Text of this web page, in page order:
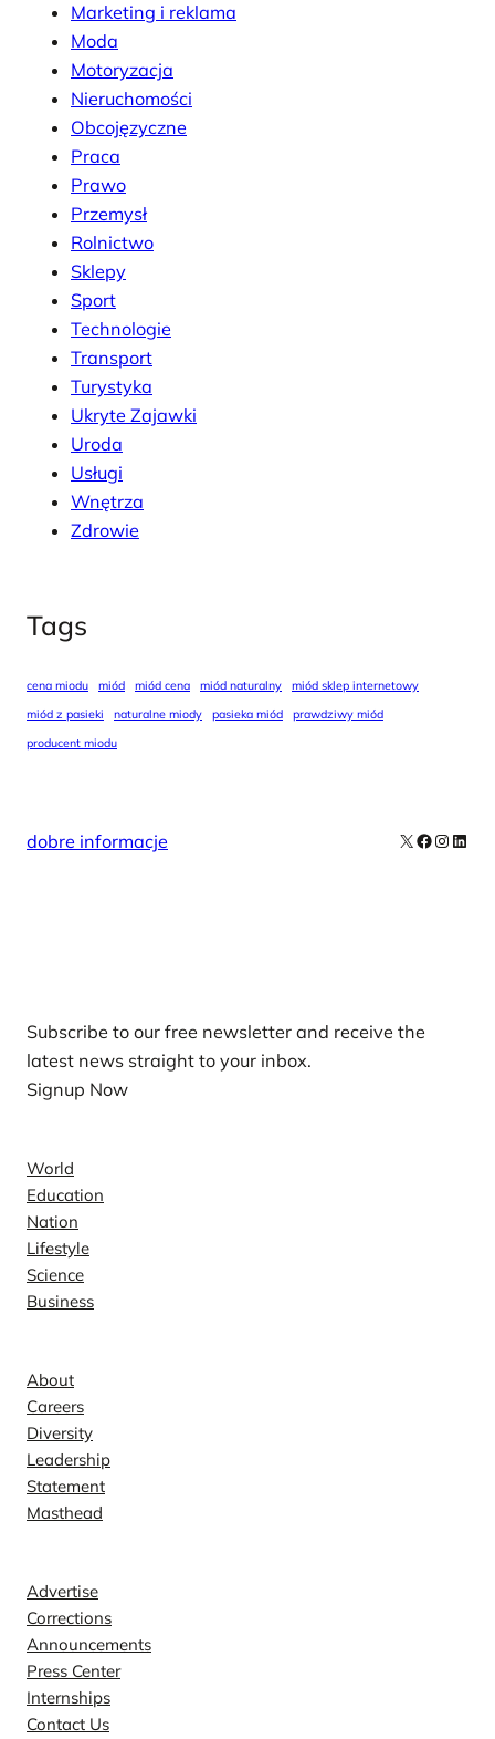
Marketing i reklama
Moda
Motoryzacja
Nieruchomości
Obcojęzyczne
Praca
Prawo
Przemysł
Rolnictwo
Sklepy
Sport
Technologie
Transport
Turystyka
Ukryte Zajawki
Uroda
Usługi
Wnętrza
Zdrowie
Tags
cena miodu miód miód cena miód naturalny
miód sklep internetowy
miód z pasieki
naturalne miody pasieka miód
prawdziwy miód
producent miodu
dobre informacje X Facebook
Subscribe to our free newsletter and receive the
latest news straight to your inbox.
Signup Now
World
Education
Nation
Lifestyle
Science
Business
About
Careers
Diversity
Leadership
Statement
Masthead
Advertise
Corrections
Announcements
Press Center
Internships
Contact Us